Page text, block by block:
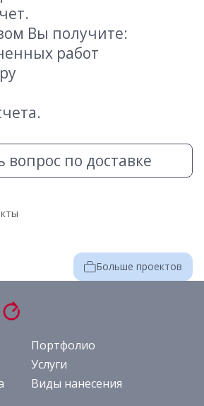
Вы получите:
работ
вопрос по доставке
Больше проектов
Портфолио
Услуги
Виды нанесения